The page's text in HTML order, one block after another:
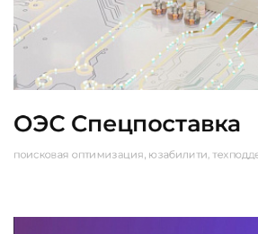
ОЭС Спецпоставка
поисковая оптимизация, юзабилити,